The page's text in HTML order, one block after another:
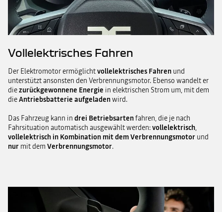
Vollelektrisches Fahren
Der Elektromotor ermöglichtvollelektrisches Fahren und
unterstützt ansonsten den Verbrennungsmotor. Ebenso wandelt er
diezurückgewonnene Energie in elektrischen Strom um, mit dem
dieAntriebsbatterie aufgeladenwird.
Das Fahrzeug kann in drei Betriebsartenfahren, die je nach
Fahrsituation automatisch ausgewählt werden:vollelektrisch,
vollelektrisch in Kombination mit dem Verbrennungsmotor und
nur mit dem Verbrennungsmotor.